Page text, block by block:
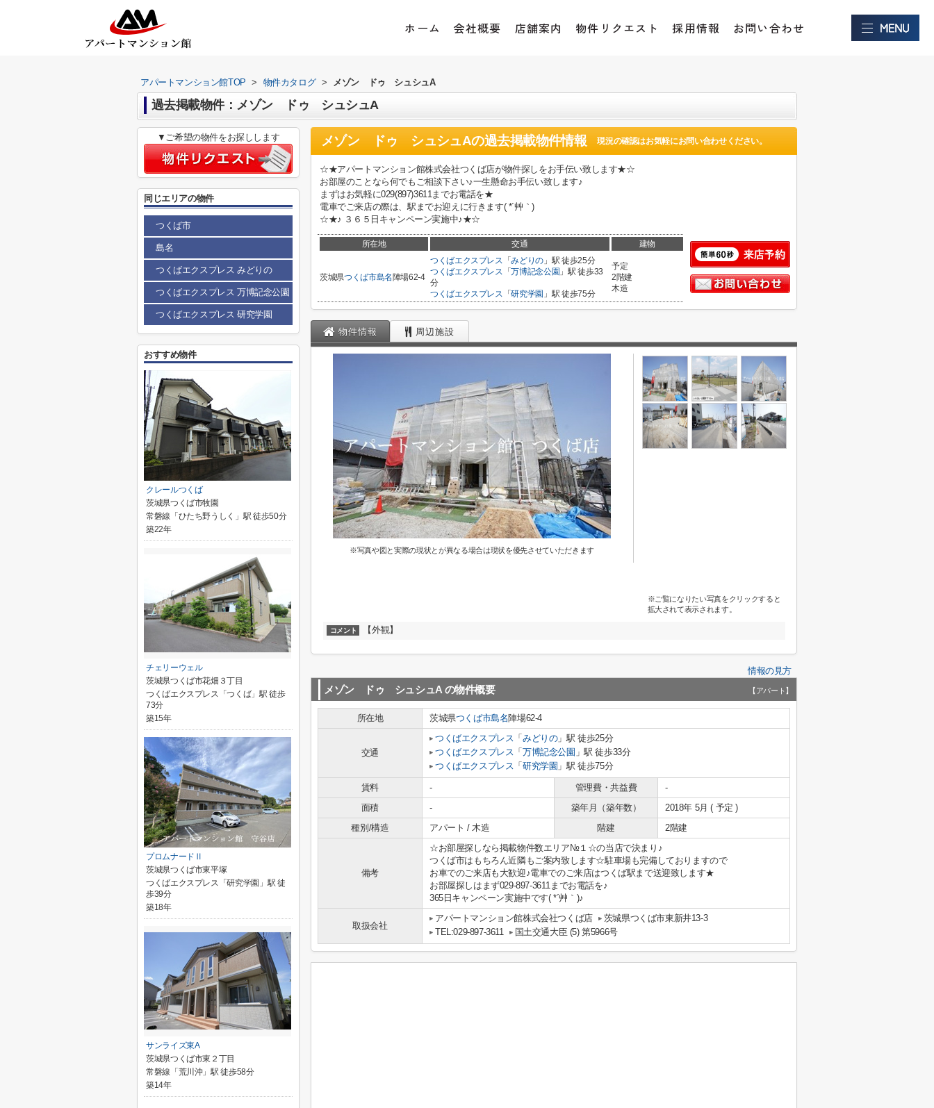
ホーム 会社概要 店舗案内 物件リクエスト 採用情報 お問い合わせ
アパートマンション館TOP > 物件カタログ > メゾン ドゥ シュシュA
過去掲載物件：メゾン ドゥ シュシュA
メゾン ドゥ シュシュAの過去掲載物件情報 現況の確認はお気軽にお問い合わせください。
☆★アパートマンション館株式会社つくば店が物件探しをお手伝い致します★☆
お部屋のことなら何でもご相談下さい♪一生懸命お手伝い致します♪
まずはお気軽に029(897)3611までお電話を★
電車でご来店の際は、駅までお迎えに行きます( *´艸｀)
☆★♪ ３６５日キャンペーン実施中♪★☆
所在地 交通 建物
茨城県つくば市島名 陣場62-4
つくばエクスプレス 「みどりの 」駅 徒歩25分
つくばエクスプレス 「万博記念公園 」駅 徒歩33
分
つくばエクスプレス 「研究学園 」駅 徒歩75分
予定
2階建
木造
物件情報 周辺施設
※写真や図と実際の現状とが異なる場合は現状を優先させていただきます
※ご覧になりたい写真をクリックすると
拡大されて表示されます。
コメント 【外観】
情報の見方
メゾン ドゥ シュシュA の物件概要 【アパート】
所在地 茨城県つくば市島名陣場62-4
交通
つくばエクスプレス 「みどりの」駅 徒歩25分
つくばエクスプレス 「万博記念公園 」駅 徒歩33分
つくばエクスプレス 「研究学園 」駅 徒歩75分
賃料 - 管理費・共益費
-
面積
- 築年月（築年数）
2018年 5月 ( 予定 )
種別/構造
アパート / 木造 階建 2階建
備考
☆お部屋探しなら掲載物件数エリア№１☆の当店で決まり♪
つくば市はもちろん近隣もご案内致します☆駐車場も完備しておりますので
お車でのご来店も大歓迎♪電車でのご来店はつくば駅まで送迎致します★
お部屋探しはまず029-897-3611までお電話を♪
365日キャンペーン実施中です( *´艸｀)♪
取扱会社
アパートマンション館株式会社つくば店
茨城県つくば市東新井13-3
TEL:029-897-3611
国土交通大臣 (5) 第5966号
▼ご希望の物件をお探しします
同じエリアの物件
つくば市
島名
つくばエクスプレス みどりの
つくばエクスプレス 万博記念公園
つくばエクスプレス 研究学園
おすすめ物件
クレールつくば
茨城県つくば市牧園
常磐線「ひたち野うしく」駅 徒歩50分
築22年
チェリーウェル
茨城県つくば市花畑３丁目
つくばエクスプレス「つくば」駅 徒歩
73分
築15年
プロムナードⅡ
茨城県つくば市東平塚
つくばエクスプレス「研究学園」駅 徒
歩39分
築18年
サンライズ東A
茨城県つくば市東２丁目
常磐線「荒川沖」駅 徒歩58分
築14年